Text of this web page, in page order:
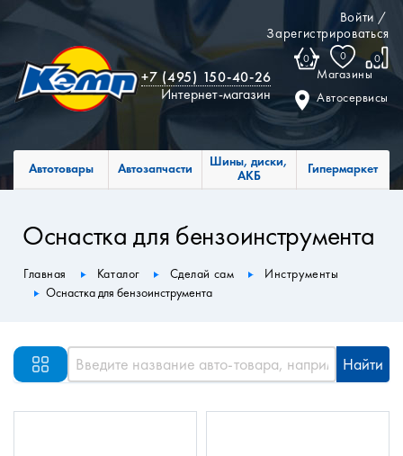
Войти /
Зарегистрироваться
0 0 0
Магазины
Автосервисы
+7 (495) 150-40-26
Интернет-магазин
Автотовары Автозапчасти
Шины, диски,
АКБ
Гипермаркет
Оснастка для бензоинструмента
Главная Каталог Сделай сам
Инструменты
Оснастка для бензоинструмента
Найти